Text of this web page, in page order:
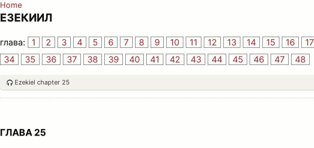
Home
ЕЗЕКИИЛ
глава: 1 2 3 4 5 6 7 8 9 10 11 12 13 14 15 16 17
34
35 36 37 38 39 40 41 42 43 44 45 46 47 48
Ezekiel chapter 25
ГЛАВА 25